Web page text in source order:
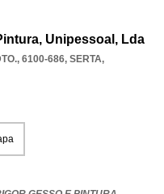
Unipessoal, Lda
6100-686, SERTA,